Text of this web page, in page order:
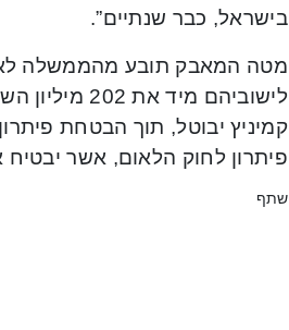
בישראל, כבר שנתיים”.
לישוביהם
קמיניץ יבוטל, תוך הבטחת
פיתרון לחוק הלאום, אשר
שתף